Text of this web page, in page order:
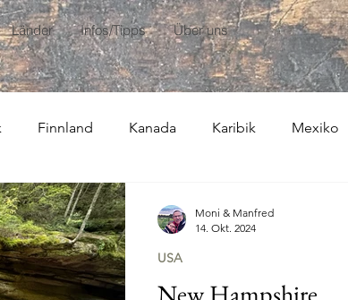
Länder Infos/Tipps Über uns
Finnland Kanada Karibik Mexiko
USA
Moni & Manfred
14. Okt. 2024